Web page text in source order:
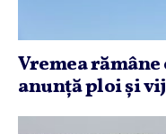
Vremea
anunţă ploi şi